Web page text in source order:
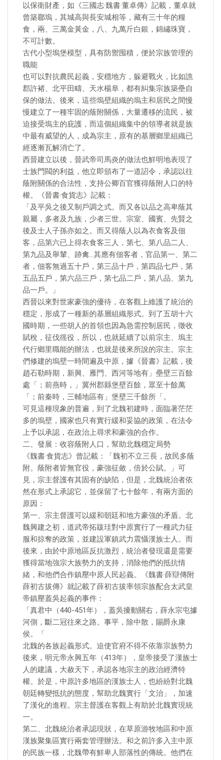
以保衛財產，如《三國志·魏書·董卓傳》記載，董卓就
曾築郿塢，其城高與長安城相等，藏有三十年的糧
食，兩、三萬金黃金，八、九萬斤白銀，錦繡珠寶，
不可計數。
古代小型塢堡模型，具有防禦囤積，便於宗族管理的
職能
也可以對抗農民起義，安穩地方，躲避戰火，比如譙
郡許褚、北平田疇、天水楊阜，都有糾集宗族築壘自
保的做法。後來，這些塢壁組織的塢主和居民之間慢
慢建立了一種牢固的蔭附關係，大量遷移的流民，被
迫接受塢主的庇護，而這個組織集中的領導者就是族
中最有威望的人，成為宗主，原有的基層鄉里組織已
經逐漸瓦解消亡了。
西晉建立以後，晉武帝司馬炎的做法也鮮明地表現了
士族門閥的利益，他立即頒布了一道詔令，承認以往
蔭附關係的合法性，支持公卿百官獲得蔭附人口的特
權。《晉書·食貨志》記載：
「及平吳之後又制戶調之式。而又各以品之高卑蔭其
親屬，多者及九族，少者三世。宗室、國賓、先賢之
後及士人子孫亦如之。而又得蔭人以為衣食客及佃
客，品第六已上得衣食客三人，第七、第八品二人、
第九品及舉輦、跡禽…其應有佃客者，官品第一、第二
者，佃客無過五十戶，第三品十戶，第四品七戶，第
五品五戶，第六品三戶，第七品二戶，第八品、第九
品一戶。」
西晉以來對世家豪強的優待，在客觀上維護了統治的
穩定，形成了一種新的基層組織形式。到了五胡十六
國時期，一些胡人的首領也因為急需控制居民，徵收
賦稅，征伐徭役，所以，也就延續了以前宗主、塢主
代行鄉里職能的辦法，也就是後來所說的宗主。宗主
們修建的塢壁一時間遍及中原，據《晉書》記載，後
趙石勒時期，新興、雁門、西河等地有」壘壁三百餘
處「；前燕時，」冀州郡縣堡壁百餘，眾至十餘萬
「；前秦時，三輔地區有」堡壁三千餘所「。
可見這種現象的普遍，到了北魏初建時，面臨著茫茫
多的塢壁，國家也只有實行緩和妥協的政策，在法令
上予以承認，在政治上尋求和豪強的合作。
二、發展：收容蔭附人口，幫助北魏穩定局勢
《魏書·食貨志》曾記載：「魏初不立三長，故民多蔭
附。蔭附者皆無官役，豪強征斂，倍於公賦。」可
見，宗主督護有其固有的缺陷，但是，北魏統治者依
然在形式上承認它，並保留了七十餘年，有兩方面的
原因：
第一、宗主督護可以緩和朝廷和地方豪強的矛盾。北
魏興建之初，道武帝拓跋珪對中原實行了一種武力征
服和掠奪的政策，並建設軍鎮武力震懾漢族士人。而
後來，由於中原地區反抗激烈，統治者發現還是需要
獲得當地強宗大族勢力的支持，消除他們的抵抗情
緒，和他們合作鎮壓中原人民起義。《魏書·薛辯傳附
薛初古拔傳》就記載了薛初古拔率領宗族配合太武皇
帝鎮壓蓋吳起義的事件：
「真君中（440-451年），蓋吳擾動關右，薛永宗屯據
河側，斷二冠往來之路。事平，除中散，賜爵永康
侯。「
北魏的各族起義形式。迫使官府不得不依靠宗族勢力
後來，明元帝永興五年（413年），皇帝接受了漢族士
人的建議，大赦天下，承認各地宗主的政治經濟特
權。於是，中原許多地區的漢族士人，也紛紛對北魏
朝廷轉變抵抗的態度，幫助北魏實行「文治」，加速
了漢化的進程。宗主督護在客觀上有助於北魏實現統
一。
第二、北魏統治者承認現狀，在草原游牧地區和中原
漢族聚集區實行兩套管理辦法。和之前許多入主中原
的民族一樣，北魏帶有鮮卑人部落性的傳統。他們在